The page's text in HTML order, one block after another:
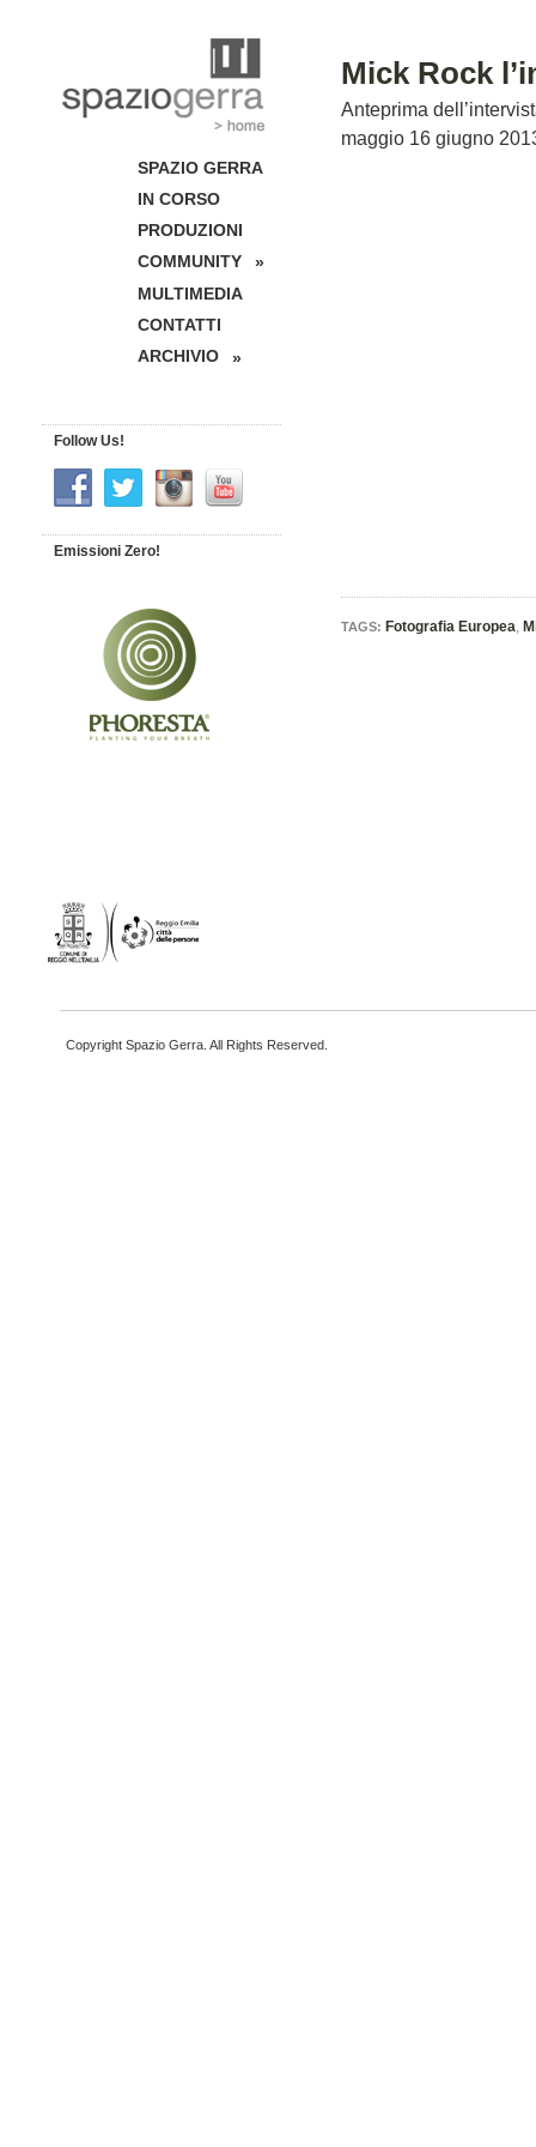
Mick Rock
Anteprima
maggio 16 giugno
TAGS: Fotografia Europea,
SPAZIO GERRA
IN CORSO
PRODUZIONI
COMMUNITY
»
MULTIMEDIA
CONTATTI
ARCHIVIO
»
Follow Us!
Emissioni Zero!
Copyright Spazio Gerra. All Rights Reserved.